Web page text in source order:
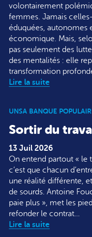
volontairement
femmes. Jamais
éduquées, autonomes
économique. Mais,
pas seulement des
des mentalités : elle
transformation
Lire la suite
UNSA BANQUE
Sortir du
13 Juil 2026
On entend partout « le
c’est que chacun
une réalité différente,
de sourds. Antoine
paie plus », met les
refonder le contrat…
Lire la suite